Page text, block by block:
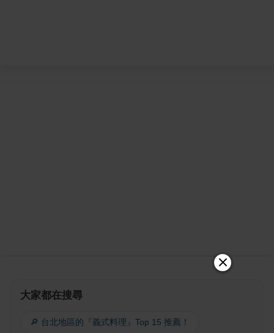
大家都在搜尋
🔎 台北地區的『義式料理』Top 15 推薦！